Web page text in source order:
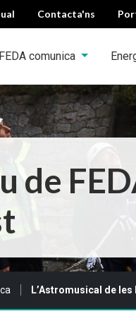
Contacta'ns
FEDA comunica
de
L’Astromusical de